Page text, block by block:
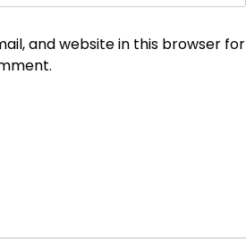
and website in this browser for